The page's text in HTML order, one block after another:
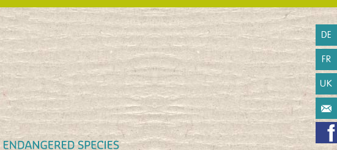
DE
FR
UK